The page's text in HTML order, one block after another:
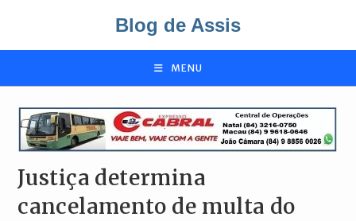
o
Blog de Assis
MENU
Justiça determina
cancelamento de multa do